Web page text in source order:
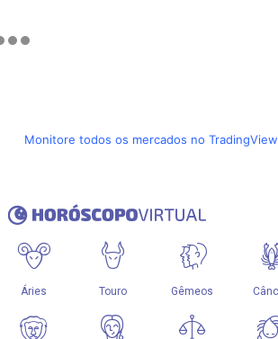
Monitore todos os mercados no TradingView